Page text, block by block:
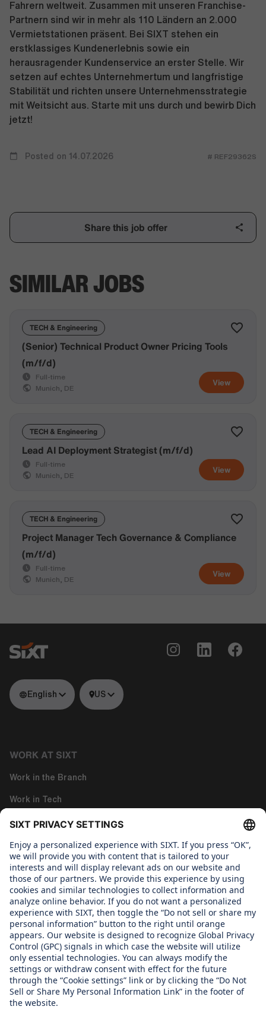
Fahrern weltweit. Zusammen mit unseren Franchise-
Partnern sind wir in mehr als 110 Ländern an 2.000
Vermietstationen präsent. Bei SIXT stehen ein
erstklassiges Kundenerlebnis sowie ein
herausragender Kundenservice an erster Stelle. Wir
setzen auf echtes Unternehmertum und langfristige
Stabilität und richten unsere Unternehmensstrategie
mit Weitsicht aus. Starte mit uns durch und bewirb Dich
jetzt!
Posted on 14.07.2026 # REF29362S
Share this job offer
SIMILAR JOBS
TECH & Engineering
View
(Senior) Technical Product Owner Pricing Tools
(m/f/d)
Full-time
Munich, DE
TECH & Engineering
View
Lead AI Deployment Strategist (m/f/d)
Full-time
Munich, DE
TECH & Engineering
View
Project Manager Tech Governance & Compliance
(m/f/d)
Full-time
Munich, DE
English US
WORK AT SIXT
Work in the Branch
Work in Tech
Work in Corporate Functions
About us
WHAT WE CARE ABOUT
Regine Sixt Children's Aid Foundation
OUR PRODUCTS
SIXT Rent
SIXT Share
SIXT Ride